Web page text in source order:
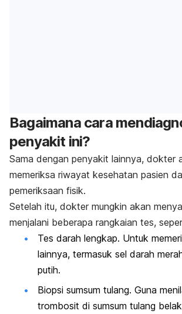
Bagaimana cara
penyakit ini?
Sama dengan penyakit lainnya, dokter
memeriksa riwayat kesehatan pasien
pemeriksaan fisik.
Setelah itu, dokter mungkin akan
menjalani beberapa rangkaian tes,
Tes darah lengkap. Untuk
lainnya, termasuk sel darah
putih.
Biopsi sumsum tulang. Guna
trombosit di sumsum tulang